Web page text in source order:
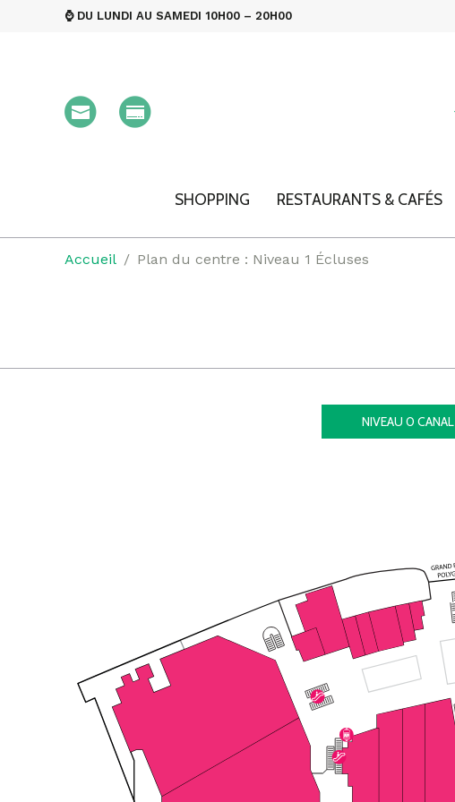
⌚ DU LUNDI AU SAMEDI 10H00 – 20H00
SHOPPING RESTAURANTS & CAFÉS
Accueil Plan du centre : Niveau 1 Écluses
NIVEAU 0 CANAL